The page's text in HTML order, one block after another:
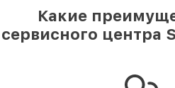
Какие
сервисного центра